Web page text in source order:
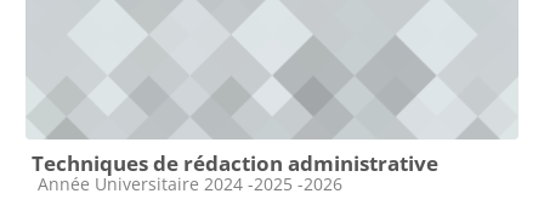
Techniques de rédaction administrative
Catégorie de cours
Année Universitaire 2024 -2025 -2026